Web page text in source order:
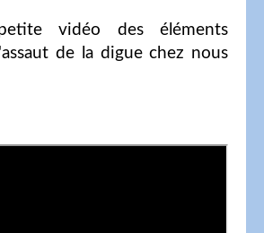
vidéo des éléments
de la digue chez nous